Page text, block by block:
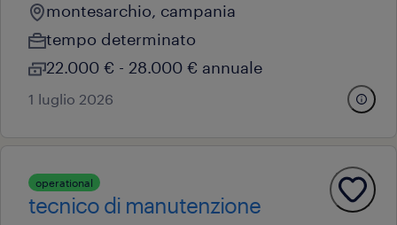
montesarchio, campania
tempo determinato
22.000 € - 28.000 € annuale
1 luglio 2026
operational
tecnico di manutenzione